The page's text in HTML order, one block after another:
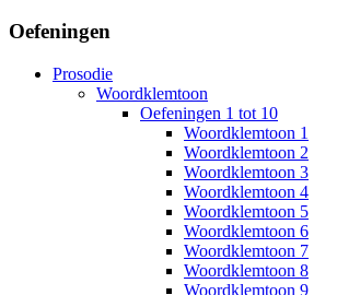
Oefeningen
Prosodie
Woordklemtoon
Oefeningen 1 tot 10
Woordklemtoon 1
Woordklemtoon 2
Woordklemtoon 3
Woordklemtoon 4
Woordklemtoon 5
Woordklemtoon 6
Woordklemtoon 7
Woordklemtoon 8
Woordklemtoon 9